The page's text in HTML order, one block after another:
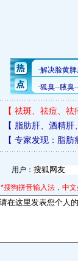
【 祛斑、祛痘、祛
【 脂肪肝、酒精肝
【 专家发现：脂肪
用户：
*搜狗拼音输入法，中